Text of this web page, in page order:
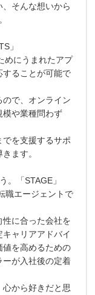
そんな想いから
」
めにうまれたアプ
することが可能で
で、オンライン
模や業種問わず
を支援するサポ
ます。
。「STAGE」
職エージェントで
に合った会社を
ャリアアドバイ
値を高めるための
ーが入社後の定着
から好きだと思